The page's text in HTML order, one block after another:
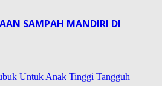
SAMPAH MANDIRI DI